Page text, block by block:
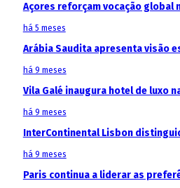
Açores reforçam vocação global
há 5 meses
Arábia Saudita apresenta visão
há 9 meses
Vila Galé inaugura hotel de luxo
há 9 meses
InterContinental Lisbon
há 9 meses
Paris continua a liderar as